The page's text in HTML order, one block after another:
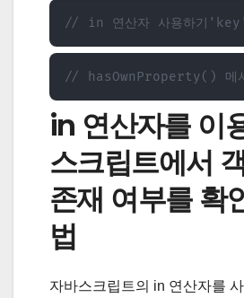
// in 연산자 사용하기
// hasOwnProperty() 메
in 연산자를 이
스크립트에서
존재 여부를 확
법
자바스크립트의 in 연산자를